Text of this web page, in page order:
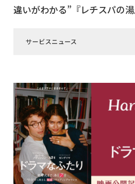
違いがわかる”『レチスパの
サービスニュース